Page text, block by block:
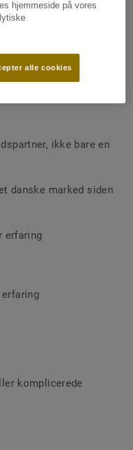
ikke bare en
danske marked siden
erfaring
komplicerede
hjemmeside på vores
alle cookies